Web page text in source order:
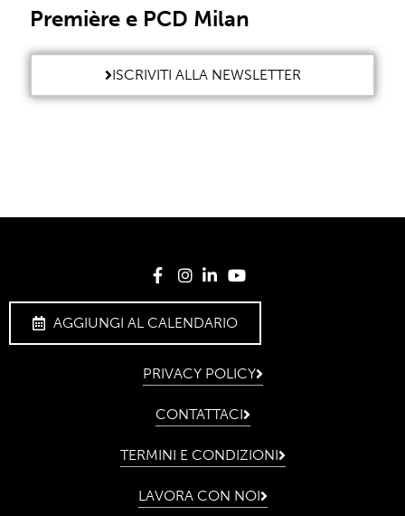
Première e PCD Milan
ISCRIVITI ALLA NEWSLETTER
AGGIUNGI AL CALENDARIO
PRIVACY POLICY
CONTATTACI
TERMINI E CONDIZIONI
LAVORA CON NOI